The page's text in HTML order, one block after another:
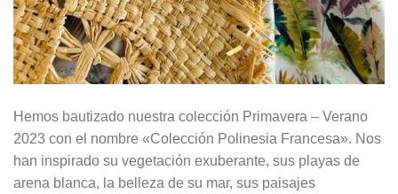
Hemos bautizado nuestra colección Primavera – Verano
2023 con el nombre «Colección Polinesia Francesa». Nos
han inspirado su vegetación exuberante, sus playas de
arena blanca, la belleza de su mar, sus paisajes